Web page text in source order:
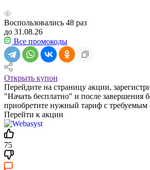
Воспользовались 48 раз
до 31.08.26
Все промокоды
Открыть купон
Перейдите на страницу акции,
"Начать бесплатно" и после завершения
приобретите нужный тариф с требуемым
Перейти к акции
75